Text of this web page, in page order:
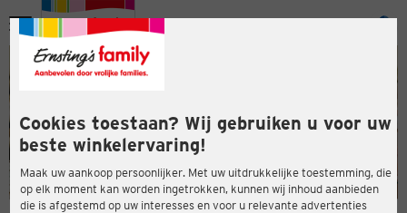
Cookies toestaan? Wij gebruiken u voor uw
beste winkelervaring!
Maak uw aankoop persoonlijker. Met uw uitdrukkelijke toestemming, die
op elk moment kan worden ingetrokken, kunnen wij inhoud aanbieden
die is afgestemd op uw interesses en voor u relevante advertenties
Menu